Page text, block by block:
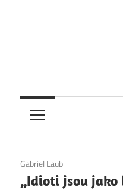
6. 12. 2020
Gabriel Laub
„Idioti jsou jako